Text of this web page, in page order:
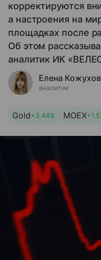
корректируются
а настроения на
площадках после
Об этом
аналитик ИК
Елена
аналитик
Gold+3.44% MOEX